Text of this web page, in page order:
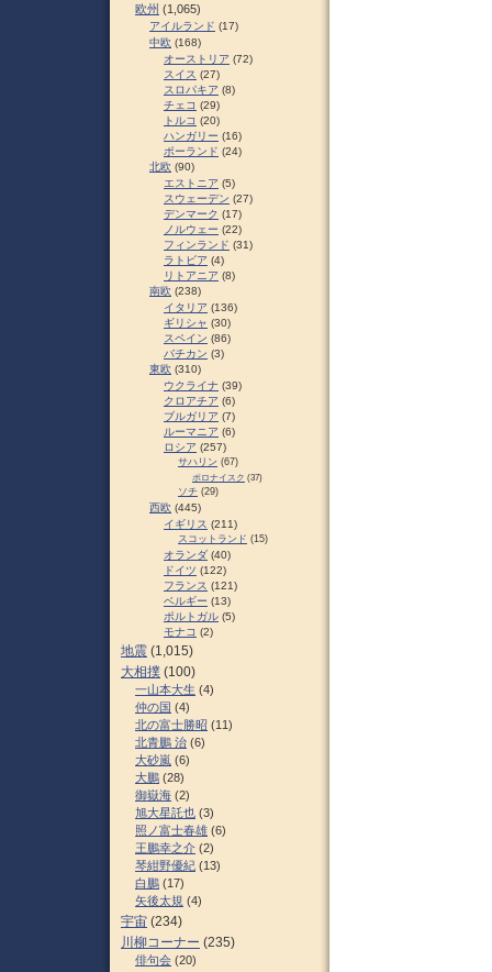
欧州 (1,065)
アイルランド (17)
中欧 (168)
オーストリア (72)
スイス (27)
スロパキア (8)
チェコ (29)
トルコ (20)
ハンガリー (16)
ポーランド (24)
北欧 (90)
エストニア (5)
スウェーデン (27)
デンマーク (17)
ノルウェー (22)
フィンランド (31)
ラトビア (4)
リトアニア (8)
南欧 (238)
イタリア (136)
ギリシャ (30)
スペイン (86)
バチカン (3)
東欧 (310)
ウクライナ (39)
クロアチア (6)
ブルガリア (7)
ルーマニア (6)
ロシア (257)
サハリン (67)
ポロナイスク (37)
ソチ (29)
西欧 (445)
イギリス (211)
スコットランド (15)
オランダ (40)
ドイツ (122)
フランス (121)
ベルギー (13)
ポルトガル (5)
モナコ (2)
地震 (1,015)
大相撲 (100)
一山本大生 (4)
仲の国 (4)
北の富士勝昭 (11)
北青鵬 治 (6)
大砂嵐 (6)
大鵬 (28)
御嶽海 (2)
旭大星託也 (3)
照ノ富士春雄 (6)
王鵬幸之介 (2)
琴紺野優紀 (13)
白鵬 (17)
矢後太規 (4)
宇宙 (234)
川柳コーナー (235)
俳句会 (20)